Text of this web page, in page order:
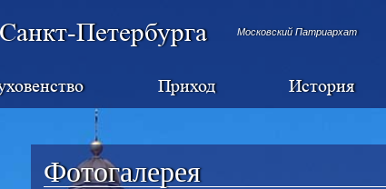
Петербурга Московский Патриархат
Приход История
Фотогалерея